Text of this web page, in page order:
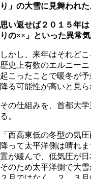
り」の大雪に見舞われた
思い返せば２０１５年
りの××」といった異常
しかし、来年はそれど
歴史上有数のエルニー
起こったことで暖冬が
降る可能性が高いと見ら
その仕組みを、首都大
る。
「西高東低の冬型の気
降って太平洋側は晴れ
置が緩んで、低気圧が
そのため太平洋側で大